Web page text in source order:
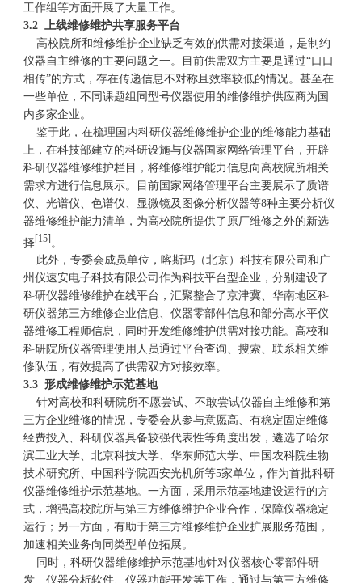
工作组等方面开展了大量工作。
3.2 上线维修维护共享服务平台
高校院所和维修维护企业缺乏有效的供需对接渠道，是制约
仪器自主维修的主要问题之一。目前供需双方主要是通过“口口
相传”的方式，存在传递信息不对称且效率较低的情况。甚至在
一些单位，不同课题组同型号仪器使用的维修维护供应商为国
内多家企业。
鉴于此，在梳理国内科研仪器维修维护企业的维修能力基础
上，在科技部建立的科研设施与仪器国家网络管理平台，开辟
科研仪器维修维护栏目，将维修维护能力信息向高校院所相关
需求方进行信息展示。目前国家网络管理平台主要展示了质谱
仪、光谱仪、色谱仪、显微镜及图像分析仪器等8种主要分析仪
器维修维护能力清单，为高校院所提供了原厂维修之外的新选
择[15] 。
此外，专委会成员单位，喀斯玛（北京）科技有限公司和广
州仪速安电子科技有限公司作为科技平台型企业，分别建设了
科研仪器维修维护在线平台，汇聚整合了京津冀、华南地区科
研仪器第三方维修企业信息、仪器零部件信息和部分高水平仪
器维修工程师信息，同时开发维修维护供需对接功能。高校和
科研院所仪器管理使用人员通过平台查询、搜索、联系相关维
修队伍，有效提高了供需双方对接效率。
3.3 形成维修维护示范基地
针对高校和科研院所不愿尝试、不敢尝试仪器自主维修和第
三方企业维修的情况，专委会从参与意愿高、有稳定固定维修
经费投入、科研仪器具备较强代表性等角度出发，遴选了哈尔
滨工业大学、北京科技大学、华东师范大学、中国农科院生物
技术研究所、中国科学院西安光机所等5家单位，作为首批科研
仪器维修维护示范基地。一方面，采用示范基地建设运行的方
式，增强高校院所与第三方维修维护企业合作，保障仪器稳定
运行；另一方面，有助于第三方维修维护企业扩展服务范围，
加速相关业务向同类型单位拓展。
同时，科研仪器维修维护示范基地针对仪器核心零部件研
发、仪器分析软件、仪器功能开发等工作，通过与第三方维修